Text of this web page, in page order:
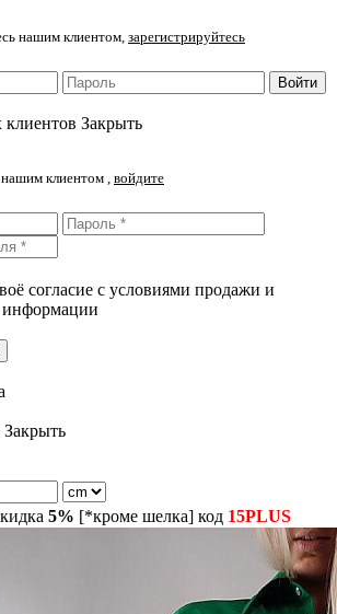
нашим клиентом, зарегистрируйтесь
Войти
клиентов Закрыть
клиентом , войдите
согласие с условиями продажи и
Закрыть
5% [*кроме шелка] код 15PLUS